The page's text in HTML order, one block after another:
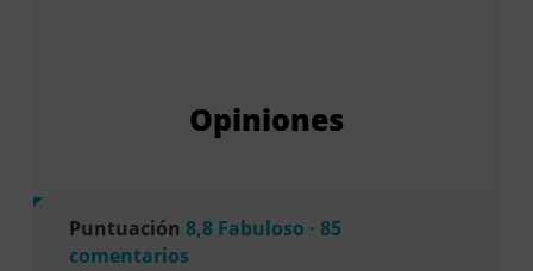
Opiniones
Puntuación 8,8 Fabuloso · 85
comentarios